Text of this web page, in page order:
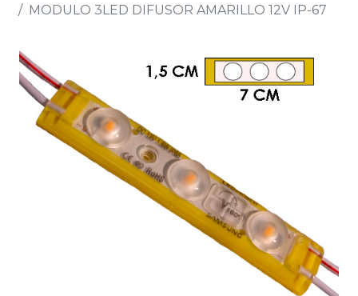
MODULO 3LED DIFUSOR AMARILLO 12V IP-67